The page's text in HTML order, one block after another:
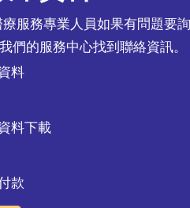
服務專業人員如果有問題要
們的服務中心找到聯絡資訊。
料
料下載
款